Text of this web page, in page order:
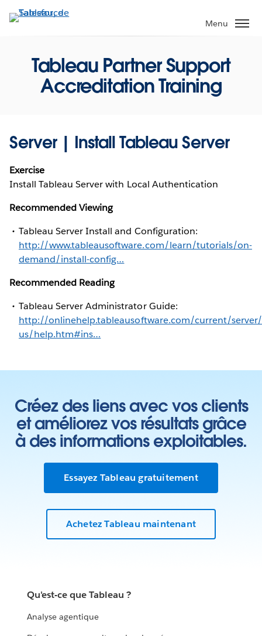
Aller
au
Menu
Tableau Partner Support
Accreditation Training
Server | Install Tableau Server
Exercise
Install Tableau Server with Local Authentication
Recommended Viewing
Tableau Server Install and Configuration:
http://www.tableausoftware.com/learn/tutorials/on-
demand/install-config…
Recommended Reading
Tableau Server Administrator Guide:
http://onlinehelp.tableausoftware.com/current/
us/help.htm#ins…
Créez des liens avec vos clients
et améliorez vos résultats grâce
à des informations exploitables.
Essayez Tableau gratuitement
Achetez Tableau maintenant
Qu'est-ce que Tableau ?
Analyse agentique